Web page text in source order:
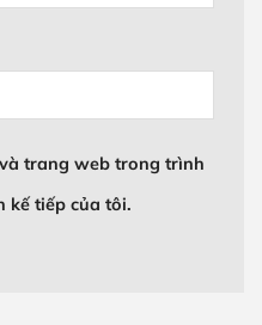
trang web trong trình
kế tiếp của tôi.